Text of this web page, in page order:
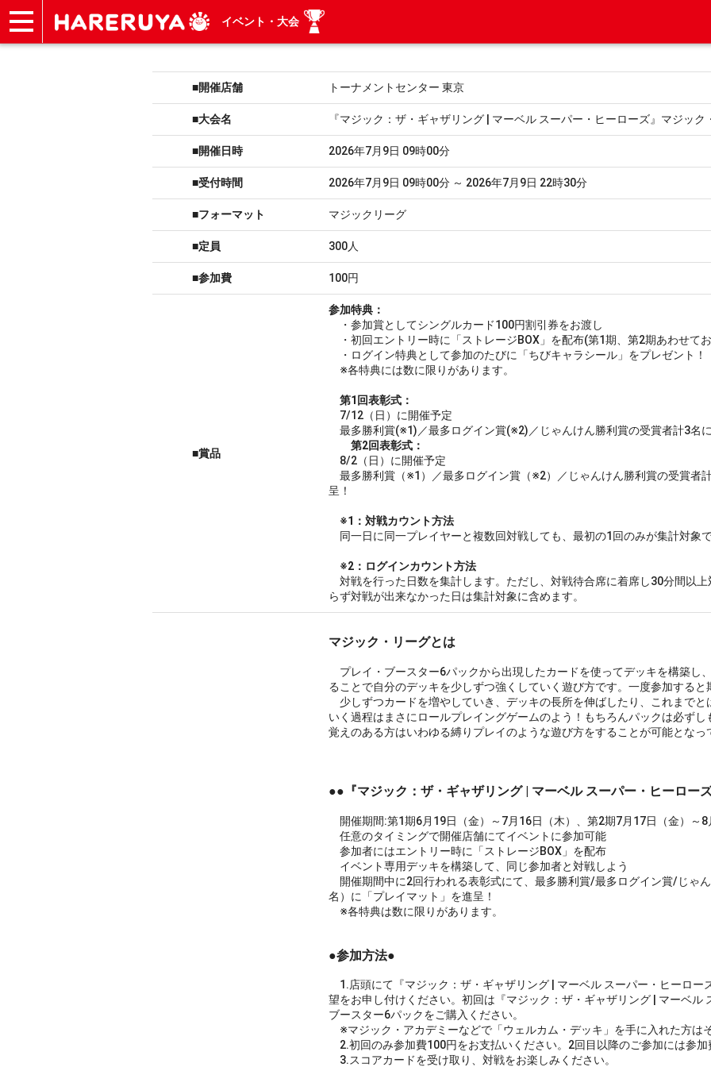
イベント・大会
■開催店舗 トーナメントセンター 東京
■大会名 『マジック：ザ・ギャザリング | マーベル スーパー・ヒーローズ』マジック
■開催日時 2026年7月9日 09時00分
■受付時間 2026年7月9日 09時00分 ～ 2026年7月9日 22時30分
■フォーマット マジックリーグ
■定員 300人
■参加費 100円
■賞品
参加特典：
・参加賞としてシングルカード100円割引券をお渡し
・初回エントリー時に「ストレージBOX」を配布(第1期、第2期あわせて
・ログイン特典として参加のたびに「ちびキャラシール」をプレゼント！
※各特典には数に限りがあります。
第1回表彰式：
7/12（日）に開催予定
最多勝利賞(※1)／最多ログイン賞(※2)／じゃんけん勝利賞の受賞者計3名
第2回表彰式：
8/2（日）に開催予定
最多勝利賞（※1）／最多ログイン賞（※2）／じゃんけん勝利賞の受賞者
呈！
※1：対戦カウント方法
同一日に同一プレイヤーと複数回対戦しても、最初の1回のみが集計対象
※2：ログインカウント方法
対戦を行った日数を集計します。ただし、対戦待合席に着席し30分間以
らず対戦が出来なかった日は集計対象に含めます。
マジック・リーグとは
プレイ・ブースター6パックから出現したカードを使ってデッキを構築し
ることで自分のデッキを少しずつ強くしていく遊び方です。一度参加する
少しずつカードを増やしていき、デッキの長所を伸ばしたり、これまでと
いく過程はまさにロールプレイングゲームのよう！もちろんパックは必ず
覚えのある方はいわゆる縛りプレイのような遊び方をすることが可能となっ
●●『マジック：ザ・ギャザリング | マーベル スーパー・ヒーロー
開催期間:第1期6月19日（金）～7月16日（木）、第2期7月17日（金）～8
任意のタイミングで開催店舗にてイベントに参加可能
参加者にはエントリー時に「ストレージBOX」を配布
イベント専用デッキを構築して、同じ参加者と対戦しよう
開催期間中に2回行われる表彰式にて、最多勝利賞/最多ログイン賞/じゃ
名）に「プレイマット」を進呈！
※各特典は数に限りがあります。
●参加方法●
1.店頭にて『マジック：ザ・ギャザリング | マーベル スーパー・ヒーロー
望をお申し付けください。初回は『マジック：ザ・ギャザリング | マーベル
ブースター6パックをご購入ください。
※マジック・アカデミーなどで「ウェルカム・デッキ」を手に入れた方は
2.初回のみ参加費100円をお支払いください。2回目以降のご参加には参加
3.スコアカードを受け取り、対戦をお楽しみください。